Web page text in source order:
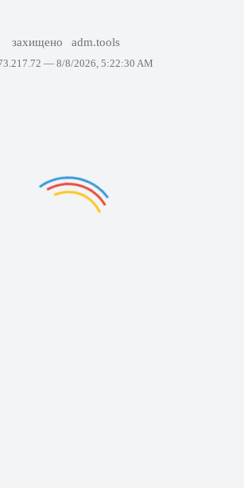
захищено adm.tools
— 8/8/2026, 5:22:30 AM